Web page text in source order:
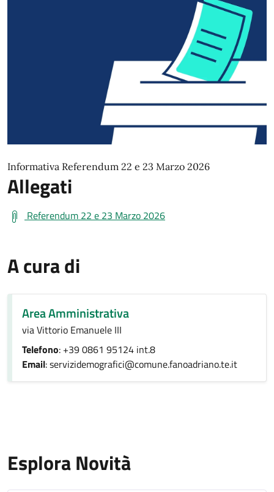
Informativa Referendum 22 e 23 Marzo 2026
Allegati
Referendum 22 e 23 Marzo 2026
A cura di
Area Amministrativa
via Vittorio Emanuele III
Telefono: +39 0861 95124 int.8
Email: servizidemografici@comune.fanoadriano.te.it
Esplora Novità